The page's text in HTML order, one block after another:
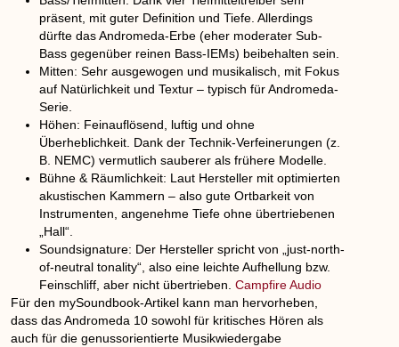
präsent, mit guter Definition und Tiefe. Allerdings
dürfte das Andromeda-Erbe (eher moderater Sub-
Bass gegenüber reinen Bass-IEMs) beibehalten sein.
Mitten: Sehr ausgewogen und musikalisch, mit Fokus
auf Natürlichkeit und Textur – typisch für Andromeda-
Serie.
Höhen: Feinauflösend, luftig und ohne
Überheblichkeit. Dank der Technik-Verfeinerungen (z.
B. NEMC) vermutlich sauberer als frühere Modelle.
Bühne & Räumlichkeit: Laut Hersteller mit optimierten
akustischen Kammern – also gute Ortbarkeit von
Instrumenten, angenehme Tiefe ohne übertriebenen
„Hall“.
Soundsignature: Der Hersteller spricht von „just-north-
of-neutral tonality“, also eine leichte Aufhellung bzw.
Feinschliff, aber nicht übertrieben.Campfire Audio
Für den mySoundbook-Artikel kann man hervorheben,
dass das Andromeda 10 sowohl für kritisches Hören als
auch für die genussorientierte Musikwiedergabe